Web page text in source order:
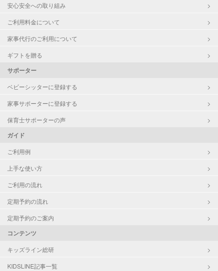
安心安全への取り組み
ご利用料金について
家事代行のご利用について
ギフトを贈る
サポーター
ベビーシッターに登録する
家事サポーターに登録する
保育士サポーターの声
ガイド
ご利用例
上手な使い方
ご利用の流れ
定期予約の流れ
定期予約のご案内
コンテンツ
キッズライン総研
KIDSLINE記事一覧